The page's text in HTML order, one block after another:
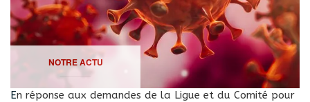
NOTRE ACTU
En réponse aux demandes de la Ligue et du Comité pour